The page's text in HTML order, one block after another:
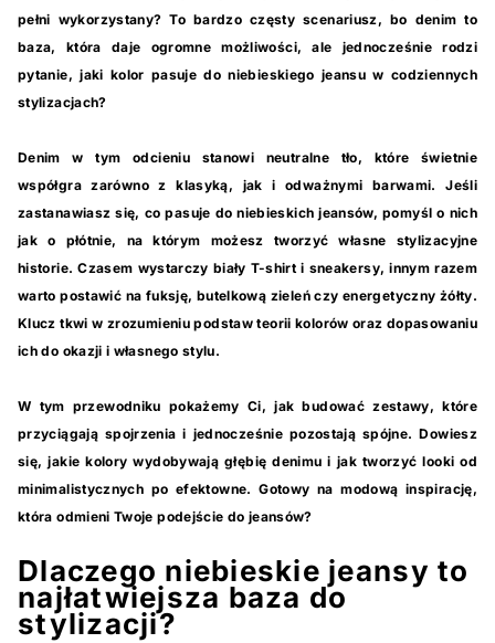
pełni wykorzystany? To bardzo częsty scenariusz, bo denim to
baza, która daje ogromne możliwości, ale jednocześnie rodzi
pytanie, jaki kolor pasuje do niebieskiego jeansu w codziennych
stylizacjach?
Denim w tym odcieniu stanowi neutralne tło, które świetnie
współgra zarówno z klasyką, jak i odważnymi barwami. Jeśli
zastanawiasz się, co pasuje do niebieskich jeansów, pomyśl o nich
jak o płótnie, na którym możesz tworzyć własne stylizacyjne
historie. Czasem wystarczy biały T-shirt i sneakersy, innym razem
warto postawić na fuksję, butelkową zieleń czy energetyczny żółty.
Klucz tkwi w zrozumieniu podstaw teorii kolorów oraz dopasowaniu
ich do okazji i własnego stylu.
W tym przewodniku pokażemy Ci, jak budować zestawy, które
przyciągają spojrzenia i jednocześnie pozostają spójne. Dowiesz
się, jakie kolory wydobywają głębię denimu i jak tworzyć looki od
minimalistycznych po efektowne. Gotowy na modową inspirację,
która odmieni Twoje podejście do jeansów?
Dlaczego niebieskie jeansy to
najłatwiejsza baza do
stylizacji?